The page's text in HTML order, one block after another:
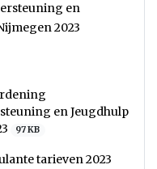
en
2023
en Jeugdhulp
97 KB
tarieven 2023